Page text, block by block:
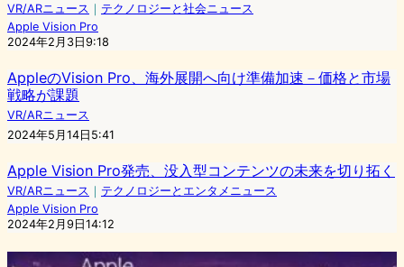
VR/ARニュース ｜ テクノロジーと社会ニュース
Apple Vision Pro
2024年2月3日9:18
AppleのVision Pro、海外展開へ向け準備加速－価格と市場
戦略が課題
VR/ARニュース
2024年5月14日5:41
Apple Vision Pro発売、没入型コンテンツの未来を切り拓く
VR/ARニュース ｜ テクノロジーとエンタメニュース
Apple Vision Pro
2024年2月9日14:12